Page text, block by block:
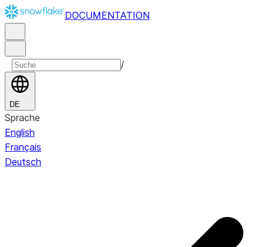
DOCUMENTATION
/
DE
Sprache
English
Français
Deutsch